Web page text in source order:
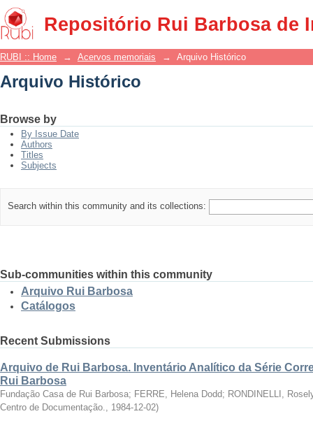
Repositório Rui Barbosa de
Arquivo Histórico
RUBI :: Home → Acervos memoriais → Arquivo Histórico
Arquivo Histórico
Browse by
By Issue Date
Authors
Titles
Subjects
Search within this community and its collections:
Sub-communities within this community
Arquivo Rui Barbosa
Catálogos
Recent Submissions
Arquivo de Rui Barbosa. Inventário Analítico da Série
Rui Barbosa
Fundação Casa de Rui Barbosa; FERRE, Helena Dodd; RONDINELLI,
Centro de Documentação., 1984-12-02)